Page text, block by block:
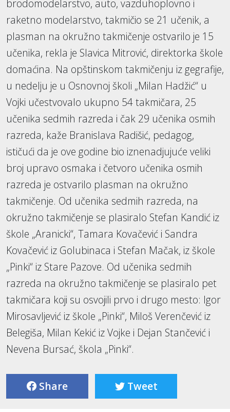
brodomodelarstvo, auto, vazduhoplovno i
raketno modelarstvo, takmičio se 21 učenik, a
plasman na okružno takmičenje ostvarilo je 15
učenika, rekla je Slavica Mitrović, direktorka škole
domaćina. Na opštinskom takmičenju iz gegrafije,
u nedelju je u Osnovnoj školi „Milan Hadžić“ u
Vojki učestvovalo ukupno 54 takmičara, 25
učenika sedmih razreda i čak 29 učenika osmih
razreda, kaže Branislava Radišić, pedagog,
ističući da je ove godine bio iznenadjujuće veliki
broj upravo osmaka i četvoro učenika osmih
razreda je ostvarilo plasman na okružno
takmičenje. Od učenika sedmih razreda, na
okružno takmičenje se plasiralo Stefan Kandić iz
škole „Aranicki“, Tamara Kovačević i Sandra
Kovačević iz Golubinaca i Stefan Mačak, iz škole
„Pinki“ iz Stare Pazove. Od učenika sedmih
razreda na okružno takmičenje se plasiralo pet
takmičara koji su osvojili prvo i drugo mesto: Igor
Mirosavljević iz škole „Pinki“, Miloš Verenčević iz
Belegiša, Milan Kekić iz Vojke i Dejan Stančević i
Nevena Bursać, škola „Pinki“.
Share Tweet